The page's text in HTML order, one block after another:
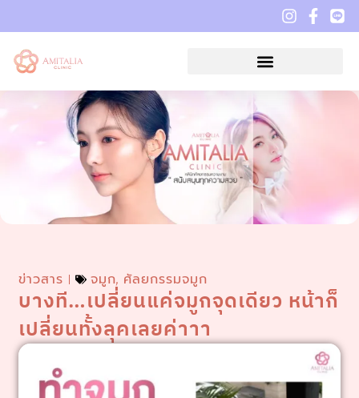
ข่าวสาร จมูก, ศัลยกรรมจมูก
บางที…เปลี่ยนแค่จมูกจุดเดียว หน้าก็
เปลี่ยนทั้งลุคเลยค่าาา